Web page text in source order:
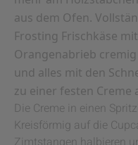
aus dem Ofen.
Frosting Frischkäse
Orangenabrieb
und alles mit den
zu einer festen Creme
Die Creme in einen
Kreisförmig auf die